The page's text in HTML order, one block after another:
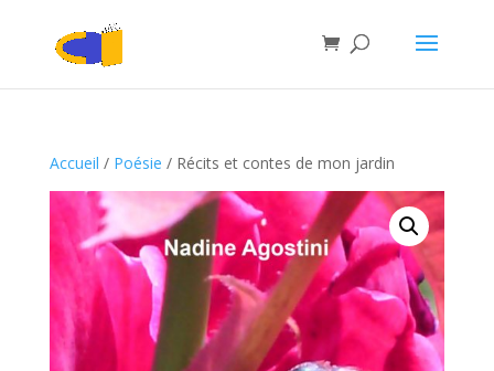
Accueil / Poésie / Récits et contes de mon jardin